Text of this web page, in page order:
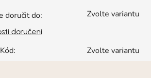
doručit do: Zvolte variantu
doručení
Kód: Zvolte variantu